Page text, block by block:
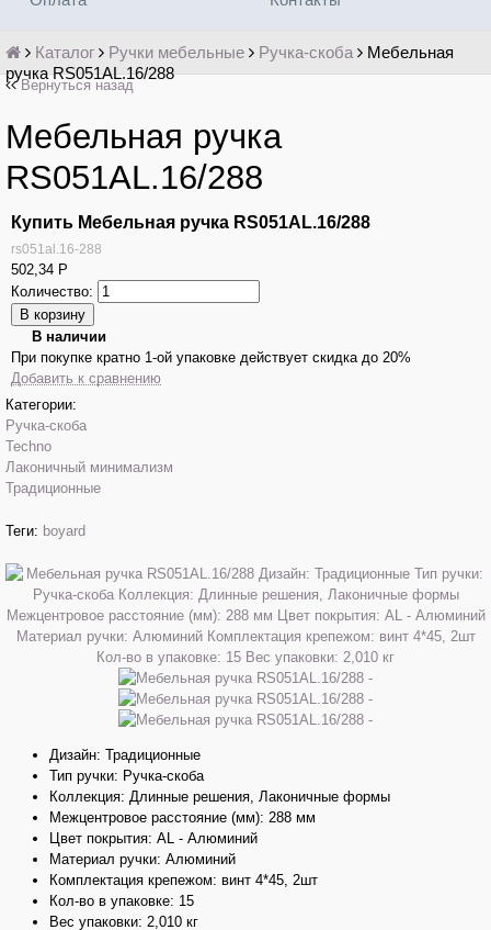
Каталог Ручки мебельные Ручка-скоба
Мебельная
ручка RS051AL.16/288
Вернуться назад
Мебельная ручка
RS051AL.16/288
Купить Мебельная ручка RS051AL.16/288
rs051al.16-288
502,34 Р
Количество:
В наличии
При покупке кратно 1-ой упаковке действует скидка до 20%
Добавить к сравнению
Категории:
Ручка-скоба
Techno
Лаконичный минимализм
Традиционные
Теги: boyard
Дизайн: Традиционные
Тип ручки: Ручка-скоба
Коллекция: Длинные решения, Лаконичные формы
Межцентровое расстояние (мм): 288 мм
Цвет покрытия: AL - Алюминий
Материал ручки: Алюминий
Комплектация крепежом: винт 4*45, 2шт
Кол-во в упаковке: 15
Вес упаковки: 2,010 кг